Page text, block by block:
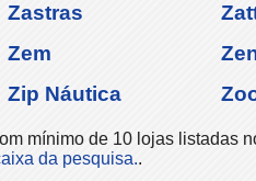
Zastras
Zem
Zip Náutica
mínimo de 10 lojas listadas
da pesquisa..